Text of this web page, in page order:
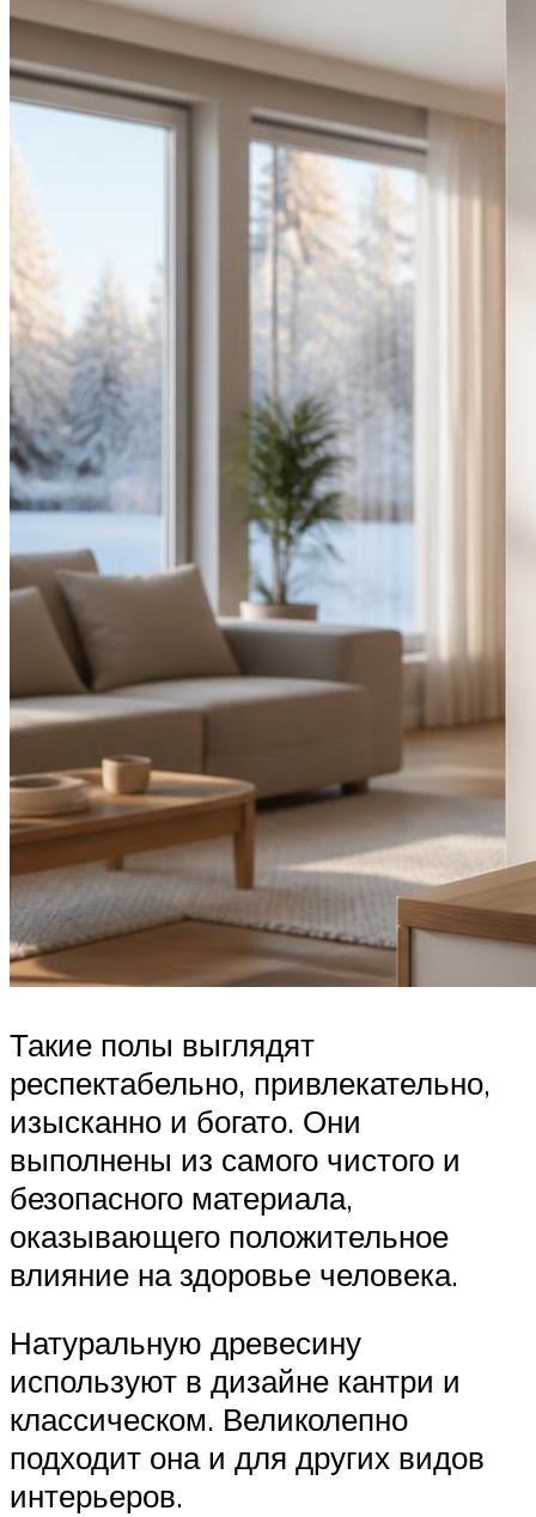
Такие полы выглядят
респектабельно, привлекательно,
изысканно и богато. Они
выполнены из самого чистого и
безопасного материала,
оказывающего положительное
влияние на здоровье человека.
Натуральную древесину
используют в дизайне кантри и
классическом. Великолепно
подходит она и для других видов
интерьеров.